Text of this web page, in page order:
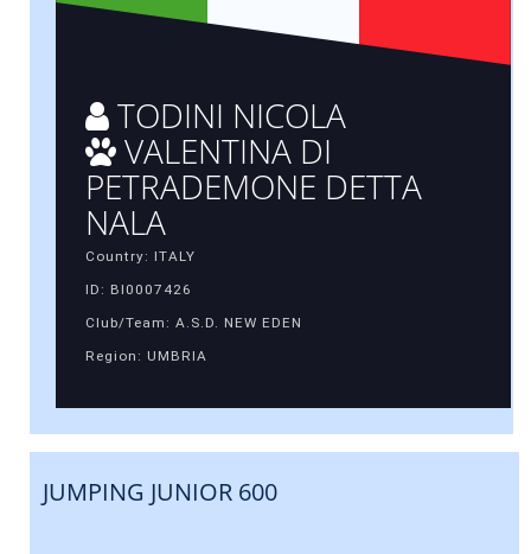
TODINI NICOLA
VALENTINA DI
PETRADEMONE DETTA
NALA
Country: ITALY
ID: BI0007426
Club/Team: A.S.D. NEW EDEN
Region: UMBRIA
JUMPING JUNIOR 600